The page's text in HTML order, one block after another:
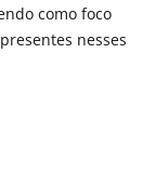
como foco
nesses